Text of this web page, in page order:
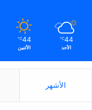
44
℃
الأحد
44
℃
الأثنين
الأشهر